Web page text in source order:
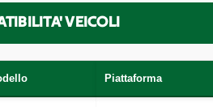
VEICOLI
Piattaforma